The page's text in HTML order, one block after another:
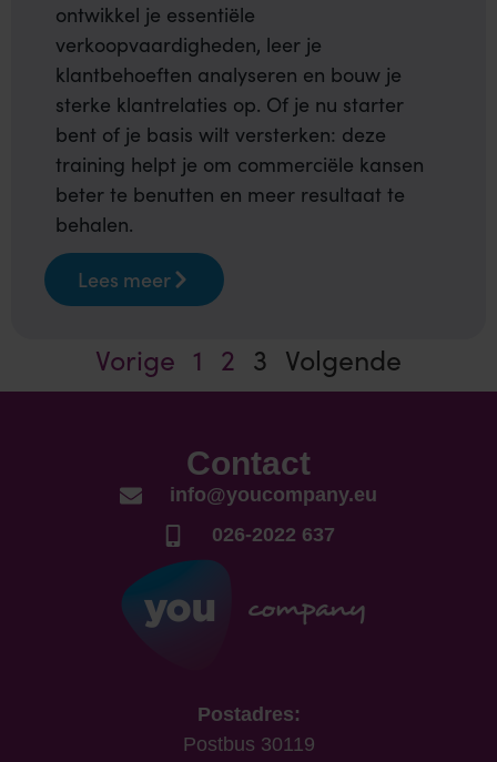
Lees meer
ontwikkel je essentiële
verkoopvaardigheden, leer je
klantbehoeften analyseren en bouw je
sterke klantrelaties op. Of je nu starter
bent of je basis wilt versterken: deze
training helpt je om commerciële kansen
beter te benutten en meer resultaat te
behalen.
Vorige 1 2 3 Volgende
Contact
info@youcompany.eu
026-2022 637
Postadres:
Postbus 30119